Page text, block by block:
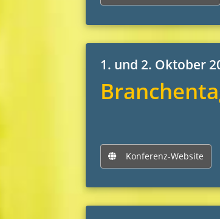
1. und 2. Oktober
Konferenz-Website